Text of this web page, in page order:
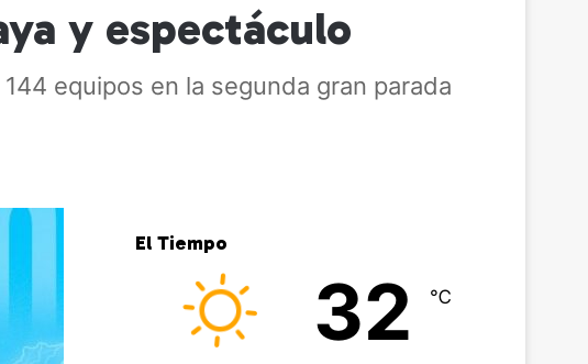
y espectáculo
equipos en la segunda gran parada
El Tiempo
32 ℃